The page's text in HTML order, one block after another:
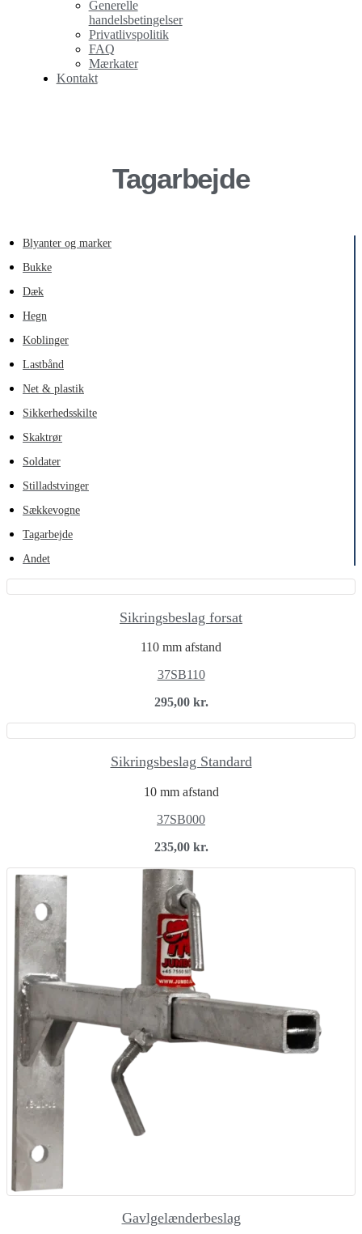
Generelle
handelsbetingelser
Privatlivspolitik
FAQ
Mærkater
Kontakt
Tagarbejde
Blyanter og marker
Bukke
Dæk
Hegn
Koblinger
Lastbånd
Net & plastik
Sikkerhedsskilte
Skaktrør
Soldater
Stilladstvinger
Sækkevogne
Tagarbejde
Andet
Sikringsbeslag forsat
110 mm afstand
37SB110
295,00 kr.
Sikringsbeslag Standard
10 mm afstand
37SB000
235,00 kr.
Gavlgelænderbeslag